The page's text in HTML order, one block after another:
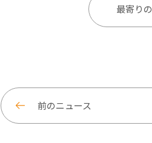
最寄り
前のニュース